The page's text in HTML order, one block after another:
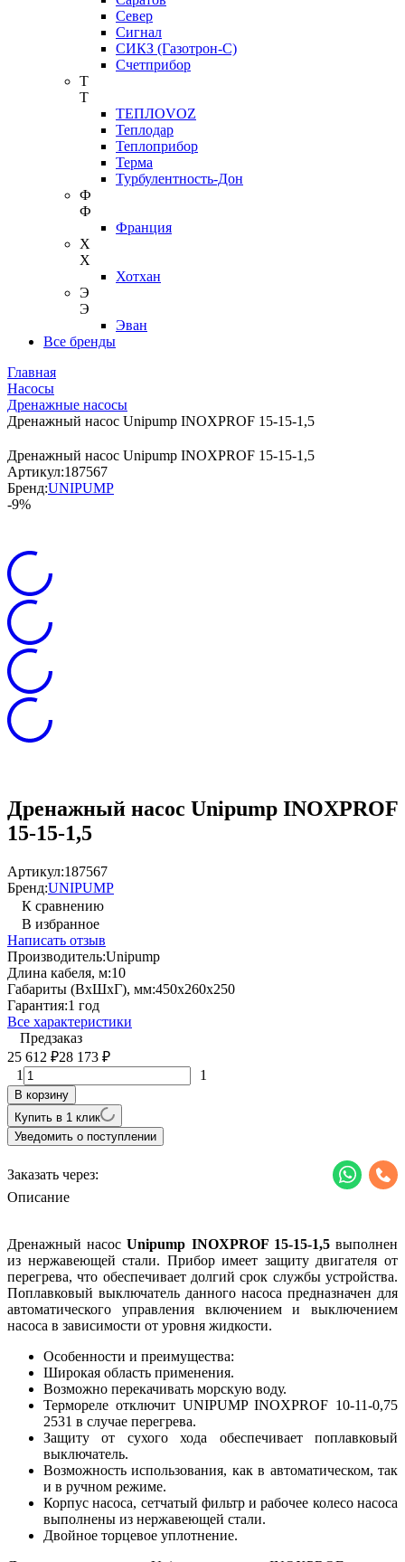
Север
Сигнал
СИКЗ (Газотрон-С)
Счетприбор
Т
Т
ТЕПЛОVOZ
Теплодар
Теплоприбор
Терма
Турбулентность-Дон
Ф
Ф
Франция
Х
Х
Хотхан
Э
Э
Эван
Все бренды
Главная
Насосы
Дренажные насосы
Дренажный насос Unipump INOXPROF 15-15-1,5
Дренажный насос Unipump INOXPROF 15-15-1,5
Артикул:187567
Бренд:UNIPUMP
-9%
Дренажный насос Unipump INOXPROF
15-15-1,5
Артикул:187567
Бренд:UNIPUMP
К сравнению
В избранное
Написать отзыв
Производитель:Unipump
Длина кабеля, м:10
Габариты (ВхШхГ), мм:450x260x250
Гарантия:1 год
Все характеристики
Предзаказ
25 612 ₽28 173 ₽
1 1
В корзину
Купить в 1 клик
Уведомить о поступлении
Заказать через:
Описание
Дренажный насос Unipump INOXPROF 15-15-1,5выполнен
из нержавеющей стали. Прибор имеет защиту двигателя от
перегрева, что обеспечивает долгий срок службы устройства.
Поплавковый выключатель данного насоса предназначен для
автоматического управления включением и выключением
насоса в зависимости от уровня жидкости.
Особенности и преимущества:
Широкая область применения.
Возможно перекачивать морскую воду.
Термореле отключит UNIPUMP INOXPROF 10-11-0,75
2531 в случае перегрева.
Защиту от сухого хода обеспечивает поплавковый
выключатель.
Возможность использования, как в автоматическом, так
и в ручном режиме.
Корпус насоса, сетчатый фильтр и рабочее колесо насоса
выполнены из нержавеющей стали.
Двойное торцевое уплотнение.